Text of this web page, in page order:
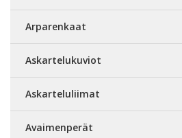
Arparenkaat
Askartelukuviot
Askarteluliimat
Avaimenperät